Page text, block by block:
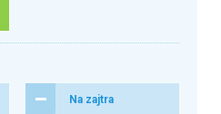
Na zajtra